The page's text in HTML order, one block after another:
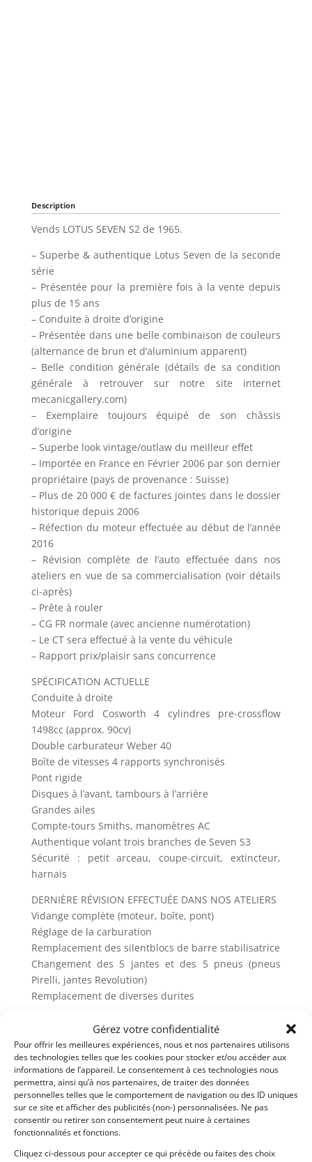
Gérez votre confidentialité
Pour offrir les meilleures expériences, nous et nos partenaires utilisons
des technologies telles que les cookies pour stocker et/ou accéder aux
informations de l’appareil. Le consentement à ces technologies nous
permettra, ainsi qu’à nos partenaires, de traiter des données
personnelles telles que le comportement de navigation ou des ID uniques
sur ce site et afficher des publicités (non-) personnalisées. Ne pas
consentir ou retirer son consentement peut nuire à certaines
fonctionnalités et fonctions.
Cliquez ci-dessous pour accepter ce qui précède ou faites des choix
Description
Vends LOTUS SEVEN S2 de 1965.
– Superbe & authentique Lotus Seven de la seconde
série
– Présentée pour la première fois à la vente depuis
plus de 15 ans
– Conduite à droite d’origine
– Présentée dans une belle combinaison de couleurs
(alternance de brun et d’aluminium apparent)
– Belle condition générale (détails de sa condition
générale à retrouver sur notre site internet
mecanicgallery.com)
– Exemplaire toujours équipé de son châssis
d’origine
– Superbe look vintage/outlaw du meilleur effet
– Importée en France en Février 2006 par son dernier
propriétaire (pays de provenance : Suisse)
– Plus de 20 000 € de factures jointes dans le dossier
historique depuis 2006
– Réfection du moteur effectuée au début de l’année
2016
– Révision complète de l’auto effectuée dans nos
ateliers en vue de sa commercialisation (voir détails
ci-après)
– Prête à rouler
– CG FR normale (avec ancienne numérotation)
– Le CT sera effectué à la vente du véhicule
– Rapport prix/plaisir sans concurrence
SPÉCIFICATION ACTUELLE
Conduite à droite
Moteur Ford Cosworth 4 cylindres pre-crossflow
1498cc (approx. 90cv)
Double carburateur Weber 40
Boîte de vitesses 4 rapports synchronisés
Pont rigide
Disques à l’avant, tambours à l’arrière
Grandes ailes
Compte-tours Smiths, manomètres AC
Authentique volant trois branches de Seven S3
Sécurité : petit arceau, coupe-circuit, extincteur,
harnais
DERNIÈRE RÉVISION EFFECTUÉE DANS NOS ATELIERS
Vidange complète (moteur, boîte, pont)
Réglage de la carburation
Remplacement des silentblocs de barre stabilisatrice
Changement des 5 jantes et des 5 pneus (pneus
Pirelli, jantes Revolution)
Remplacement de diverses durites
Couvre-tonneau
Capote et structure
CONTENU DU DOSSIER HISTORIQUE :
Carte grise française normale (avec l’ancienne
numérotation)